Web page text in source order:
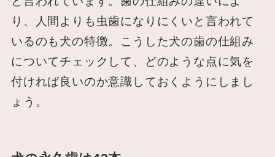
り、人間よりも虫歯になりにくいと言われて
いるのも犬の特徴。こうした犬の歯の仕組み
についてチェックして、どのような点に気を
付ければ良いのか意識しておくようにしまし
ょう。